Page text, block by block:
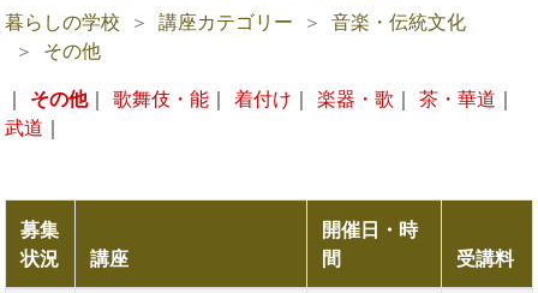
暮らしの学校 講座カテゴリー
音楽・伝統文化
その他
｜ その他｜ 歌舞伎・能 ｜ 着付け ｜ 楽器・歌 ｜ 茶・華道 ｜
武道 ｜
募集
状況
講座
開催日・時
間
受講料